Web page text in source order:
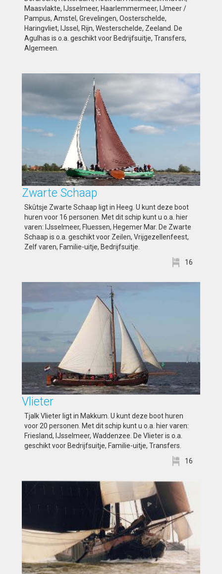
Maasvlakte, IJsselmeer, Haarlemmermeer, IJmeer /
Pampus, Amstel, Grevelingen, Oosterschelde,
Haringvliet, IJssel, Rijn, Westerschelde, Zeeland. De
Agulhas is o.a. geschikt voor Bedrijfsuitje, Transfers,
Algemeen.
Zwarte Schaap
Skûtsje Zwarte Schaap ligt in Heeg. U kunt deze boot
huren voor 16 personen. Met dit schip kunt u o.a. hier
varen: IJsselmeer, Fluessen, Hegemer Mar. De Zwarte
Schaap is o.a. geschikt voor Zeilen, Vrijgezellenfeest,
Zelf varen, Familie-uitje, Bedrijfsuitje.
16
Vlieter
Tjalk Vlieter ligt in Makkum. U kunt deze boot huren
voor 20 personen. Met dit schip kunt u o.a. hier varen:
Friesland, IJsselmeer, Waddenzee. De Vlieter is o.a.
geschikt voor Bedrijfsuitje, Familie-uitje, Transfers.
16